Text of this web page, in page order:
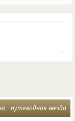
путеводная звезда